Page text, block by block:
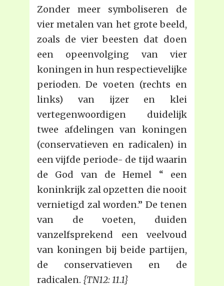
Zonder meer symboliseren de
vier metalen van het grote beeld,
zoals de vier beesten dat doen
een opeenvolging van vier
koningen in hun respectievelijke
perioden. De voeten (rechts en
links) van ijzer en klei
vertegenwoordigen duidelijk
twee afdelingen van koningen
(conservatieven en radicalen) in
een vijfde periode- de tijd waarin
de God van de Hemel “ een
koninkrijk zal opzetten die nooit
vernietigd zal worden.” De tenen
van de voeten, duiden
vanzelfsprekend een veelvoud
van koningen bij beide partijen,
de conservatieven en de
radicalen. {TN12: 11.1}